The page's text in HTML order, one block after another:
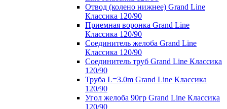
Отвод (колено нижнее) Grand Line
Классика 120/90
Приемная воронка Grand Line
Классика 120/90
Соединитель желоба Grand Line
Классика 120/90
Соединитель труб Grand Line Классика
120/90
Труба L=3.0m Grand Line Классика
120/90
Угол желоба 90гр Grand Line Классика
120/90